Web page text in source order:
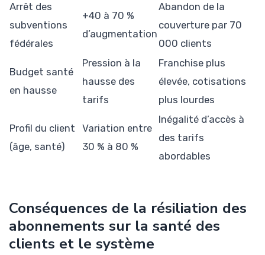
Arrêt des
subventions
fédérales
+40 à 70 %
d’augmentation
Abandon de la
couverture par 70
000 clients
Budget santé
en hausse
Pression à la
hausse des
tarifs
Franchise plus
élevée, cotisations
plus lourdes
Profil du client
(âge, santé)
Variation entre
30 % à 80 %
Inégalité d’accès à
des tarifs
abordables
Conséquences de la résiliation des
abonnements sur la santé des
clients et le système